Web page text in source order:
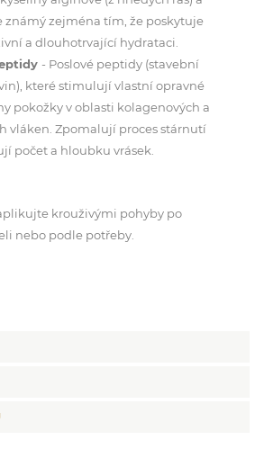
známý zejména tím, že poskytuje
a dlouhotrvající hydrataci.
- Poslové peptidy (stavební
které stimulují vlastní opravné
pokožky v oblasti kolagenových a
vláken. Zpomalují proces stárnutí
počet a hloubku vrásek.
krouživými pohyby po
nebo podle potřeby.